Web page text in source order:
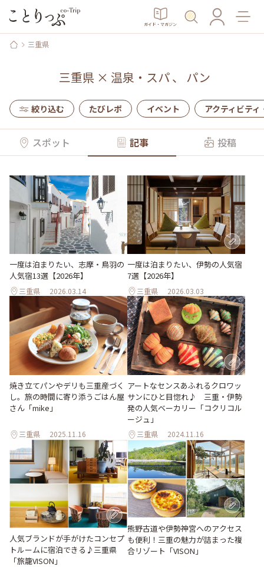
ガイド・マガジン
三重県
三重県× 温泉・スパ、 パン
絞り込む たびレポ イベント アクティビティ
スポット 記事 投稿
一度は泊まりたい、志摩・鳥羽の
人気宿13選【2026年】
三重県 2026.03.14
一度は泊まりたい、伊勢の人気宿
7選【2026年】
三重県 2026.03.03
焼き立てパンやデリも三重産づく
し。旅の時間に寄り添うごはん屋
さん「mike」
三重県 2025.11.16
アートなセンスあふれるクロワッ
サンにひと目惚れ♪ 三重・伊勢
発の人気ベーカリー「コクリコル
ージュ」
三重県 2024.11.16
人気ブランドが手がけたコンセプ
トルームに宿泊できる♪三重県
「旅籠VISON」
熊野古道や伊勢神宮へのアクセス
も便利！三重の魅力が詰まった複
合リゾート「VISON」